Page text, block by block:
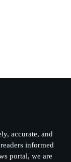
accurate, and
informed
portal, we are